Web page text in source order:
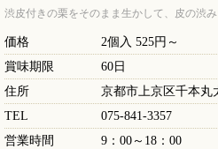
渋皮付きの栗をそのまま生かして、皮の渋
価格
2個入 525円～
賞味期限
60日
住所
京都市上京区千本丸
TEL
075-841-3357
営業時間
9：00～18：00